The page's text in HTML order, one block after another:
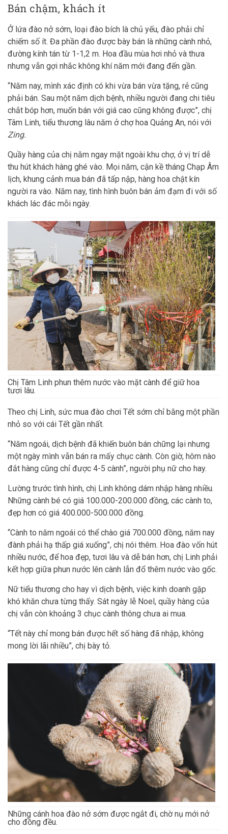
Bán chậm, khách ít
Ở lứa đào nở sớm, loại đào bích là chủ yếu, đào phải chỉ
chiếm số ít. Đa phần đào được bày bán là những cành nhỏ,
đường kính tán từ 1-1,2 m. Hoa đầu mùa hơi nhỏ và thưa
nhưng vẫn gợi nhắc không khí năm mới đang đến gần.
“Năm nay, mình xác định có khi vừa bán vừa tặng, rẻ cũng
phải bán. Sau một năm dịch bệnh, nhiều người đang chi tiêu
chắt bóp hơn, muốn bán với giá cao cũng không được”, chị
Tâm Linh, tiểu thương lâu năm ở chợ hoa Quảng An, nói với
Zing.
Quầy hàng của chị nằm ngay mặt ngoài khu chợ, ở vị trí dễ
thu hút khách hàng ghé vào. Mọi năm, cận kề tháng Chạp Âm
lịch, khung cảnh mua bán đã tấp nập, hàng hoa chật kín
người ra vào. Năm nay, tình hình buôn bán ảm đạm đi với số
khách lác đác mỗi ngày.
Chị Tâm Linh phun thêm nước vào mặt cành để giữ hoa
tươi lâu.
Theo chị Linh, sức mua đào chơi Tết sớm chỉ bằng một phần
nhỏ so với cái Tết gần nhất.
“Năm ngoái, dịch bệnh đã khiến buôn bán chững lại nhưng
một ngày mình vẫn bán ra mấy chục cành. Còn giờ, hôm nào
đắt hàng cũng chỉ được 4-5 cành”, người phụ nữ cho hay.
Lường trước tình hình, chị Linh không dám nhập hàng nhiều.
Những cành bé có giá 100.000-200.000 đồng, các cành to,
đẹp hơn có giá 400.000-500.000 đồng.
“Cành to năm ngoái có thể chào giá 700.000 đồng, năm nay
đành phải hạ thấp giá xuống”, chị nói thêm. Hoa đào vốn hút
nhiều nước, để hoa đẹp, tươi lâu và dễ bán hơn, chị Linh phải
kết hợp giữa phun nước lên cành lẫn đổ thêm nước vào gốc.
Nữ tiểu thương cho hay vì dịch bệnh, việc kinh doanh gặp
khó khăn chưa từng thấy. Sát ngày lễ Noel, quầy hàng của
chị vẫn còn khoảng 3 chục cành thông chưa ai mua.
“Tết này chỉ mong bán được hết số hàng đã nhập, không
mong lời lãi nhiều”, chị bày tỏ.
Những cánh hoa đào nở sớm được ngắt đi, chờ nụ mới nở
cho đồng đều.